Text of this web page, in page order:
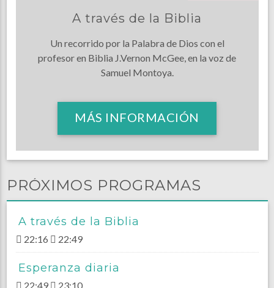
A través de la Biblia
Un recorrido por la Palabra de Dios con el
profesor en Biblia J.Vernon McGee, en la voz de
Samuel Montoya.
MÁS INFORMACIÓN
PRÓXIMOS PROGRAMAS
A través de la Biblia
22:16 22:49
Esperanza diaria
22:49 23:10